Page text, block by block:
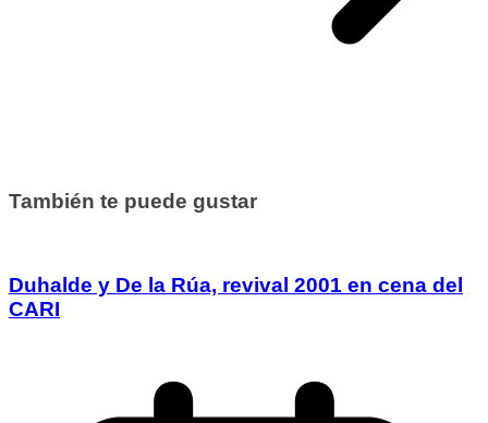
También te puede gustar
Duhalde y De la Rúa, revival 2001 en cena del
CARI